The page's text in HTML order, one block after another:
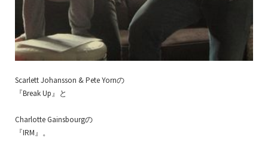
Scarlett Johansson & Pete Yornの
『Break Up』と
Charlotte Gainsbourgの
『IRM』。